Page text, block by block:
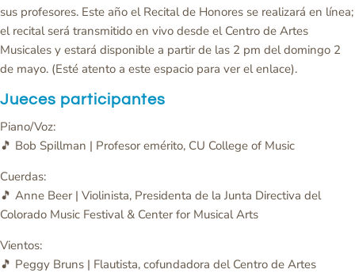
sus profesores. Este año el Recital de Honores se realizará en línea;
el recital será transmitido en vivo desde el Centro de Artes
Musicales y estará disponible a partir de las 2 pm del domingo 2
de mayo. (Esté atento a este espacio para ver el enlace).
Jueces participantes
Piano/Voz:
🎵 Bob Spillman | Profesor emérito, CU College of Music
Cuerdas:
🎵 Anne Beer | Violinista, Presidenta de la Junta Directiva del
Colorado Music Festival & Center for Musical Arts
Vientos:
🎵 Peggy Bruns | Flautista, cofundadora del Centro de Artes